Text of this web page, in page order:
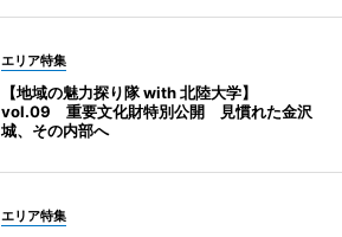
エリア特集
【地域の魅力探り隊 with 北陸大学】
vol.09 重要文化財特別公開 見慣れた金沢
城、その内部へ
エリア特集